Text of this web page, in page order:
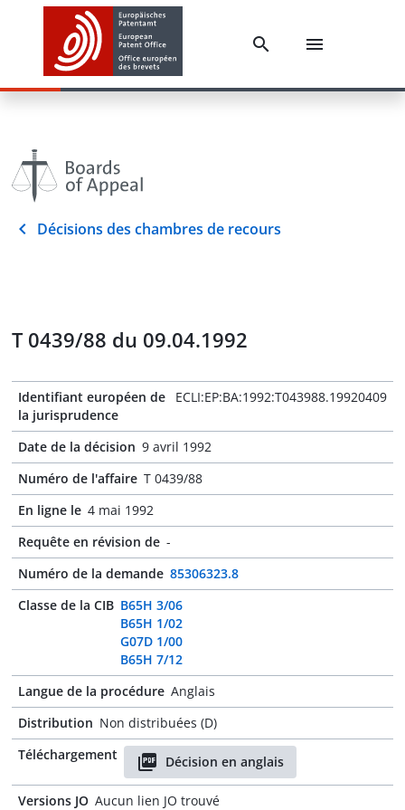
Décisions des chambres de recours
T 0439/88 du 09.04.1992
Identifiant européen de
la jurisprudence
ECLI:EP:BA:1992:T043988.19920409
Date de la décision 9 avril 1992
Numéro de l'affaire T 0439/88
En ligne le 4 mai 1992
Requête en révision de -
Numéro de la demande 85306323.8
Classe de la CIB B65H 3/06
B65H 1/02
G07D 1/00
B65H 7/12
Langue de la procédure Anglais
Distribution Non distribuées (D)
Téléchargement
Décision en anglais
Versions JO Aucun lien JO trouvé